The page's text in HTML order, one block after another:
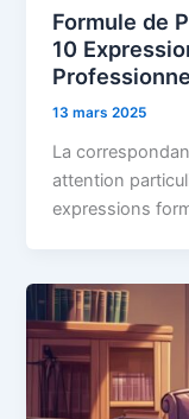
Formule de
10
13 mars 2025
La
attention
expressions